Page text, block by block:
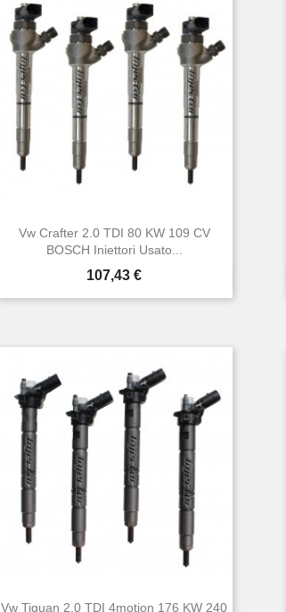
Vw Crafter 2.0 TDI 80 KW 109 CV
BOSCH Iniettori Usato...
Prezzo
107,43 €
Anteprima
Vw Tiguan 2.0 TDI 4motion 176 KW 240